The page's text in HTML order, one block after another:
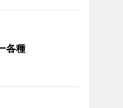
各種